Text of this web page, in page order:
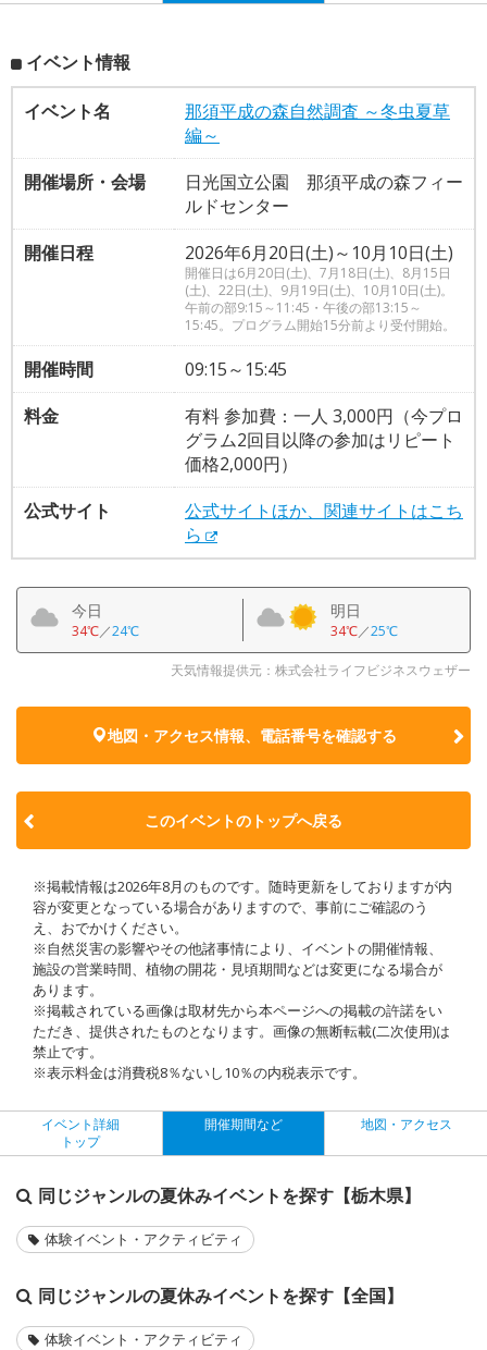
イベント情報
イベント名
那須平成の森自然調査 ～冬虫夏草
編～
開催場所・会場
日光国立公園 那須平成の森フィー
ルドセンター
開催日程
2026年6月20日(土)～10月10日(土)
開催日は6月20日(土)、7月18日(土)、8月15日
(土)、22日(土)、9月19日(土)、10月10日(土)。
午前の部9:15～11:45・午後の部13:15～
15:45。プログラム開始15分前より受付開始。
開催時間
09:15～15:45
料金
有料 参加費：一人 3,000円（今プロ
グラム2回目以降の参加はリピート
価格2,000円）
公式サイト
公式サイトほか、関連サイトはこち
ら
今日
34℃／24℃
明日
34℃／25℃
天気情報提供元：株式会社ライフビジネスウェザー
地図・アクセス情報、電話番号を確認する
このイベントのトップへ戻る
※掲載情報は2026年8月のものです。随時更新をしておりますが内
容が変更となっている場合がありますので、事前にご確認のう
え、おでかけください。
※自然災害の影響やその他諸事情により、イベントの開催情報、
施設の営業時間、植物の開花・見頃期間などは変更になる場合が
あります。
※掲載されている画像は取材先から本ページへの掲載の許諾をい
ただき、提供されたものとなります。画像の無断転載(二次使用)は
禁止です。
※表示料金は消費税8％ないし10％の内税表示です。
イベント詳細
トップ
開催期間など 地図・アクセス
同じジャンルの夏休みイベントを探す【栃木県】
体験イベント・アクティビティ
同じジャンルの夏休みイベントを探す【全国】
体験イベント・アクティビティ